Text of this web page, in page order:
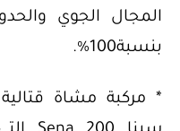
المجال الجوي
بنسبة100%.
* مركبة مشاة